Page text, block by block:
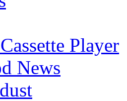
Player
News